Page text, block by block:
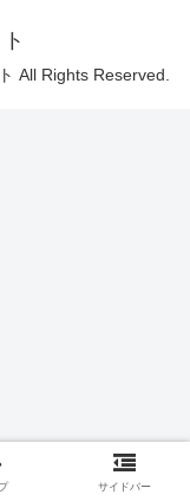
All Rights Reserved.
サイドバー